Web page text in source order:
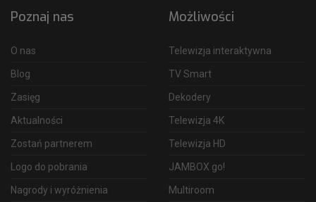
Poznaj nas
O nas
Blog
Zasięg
Aktualności
Zostań partnerem
Logo do pobrania
Nagrody i wyróżnienia
Możliwości
Telewizja interaktywna
TV Smart
Dekodery
Telewizja 4K
Telewizja HD
JAMBOX go!
Multiroom